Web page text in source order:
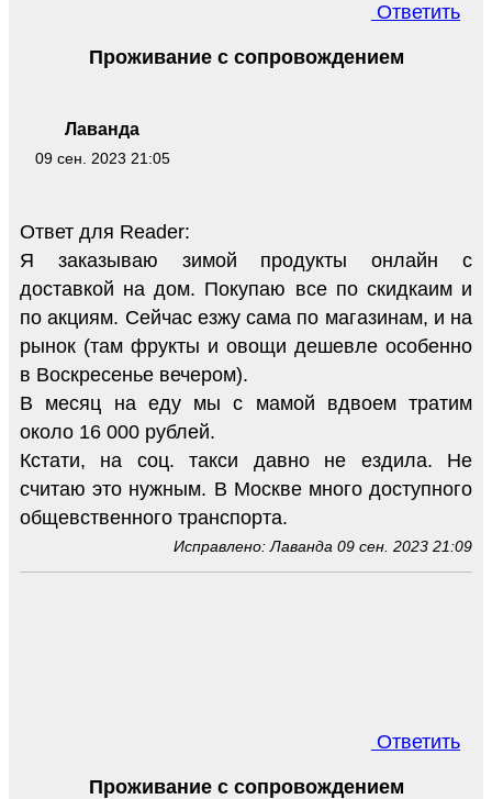
Ответить
Лаванда
09 сен. 2023 21:05
Проживание с сопровождением
Ответ для Reader:
Я заказываю зимой продукты онлайн с
доставкой на дом. Покупаю все по скидкаим и
по акциям. Сейчас езжу сама по магазинам, и на
рынок (там фрукты и овощи дешевле особенно
в Воскресенье вечером).
В месяц на еду мы с мамой вдвоем тратим
около 16 000 рублей.
Кстати, на соц. такси давно не ездила. Не
считаю это нужным. В Москве много доступного
общевственного транспорта.
Исправлено: Лаванда 09 сен. 2023 21:09
Ответить
Проживание с сопровождением